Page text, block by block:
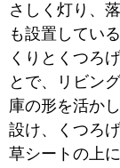
さしく灯り、
も設置してい
くりとくつろ
とで、リビン
庫の形を活か
設け、くつろ
草シートの上